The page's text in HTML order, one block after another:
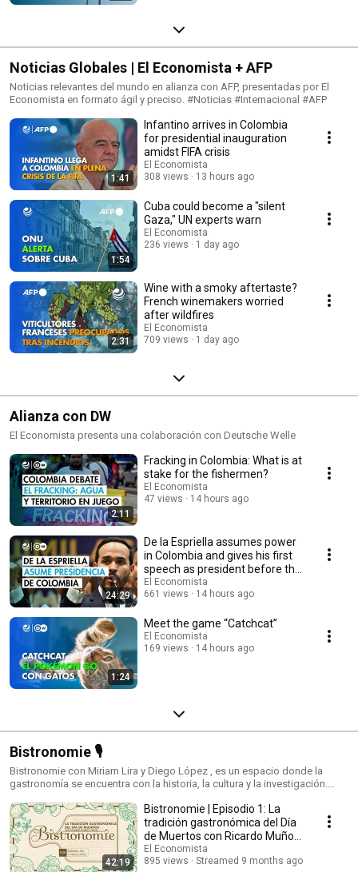
Noticias Globales | El Economista + AFP
Noticias relevantes del mundo en alianza con AFP, presentadas por El
Economista en formato ágil y preciso. #Noticias #Internacional #AFP
1:41
Infantino arrives in Colombia
for presidential inauguration
amidst FIFA crisis
El Economista
308 views
13 hours ago
1:54
Cuba could become a "silent
Gaza," UN experts warn
El Economista
236 views
1 day ago
2:31
Wine with a smoky aftertaste?
French winemakers worried
after wildfires
El Economista
709 views
1 day ago
Alianza con DW
El Economista presenta una colaboración con Deutsche Welle
2:11
Fracking in Colombia: What is at
stake for the fishermen?
El Economista
47 views
14 hours ago
24:29
De la Espriella assumes power
in Colombia and gives his first
speech as president before the
mili...
El Economista
661 views
14 hours ago
1:24
Meet the game “Catchcat”
El Economista
169 views
14 hours ago
Bistronomie 🎙️
Bistronomie con Miriam Lira y Diego López , es un espacio donde la
gastronomía se encuentra con la historia, la cultura y la investigación.
explorar los sabores, tradiciones e historias detrás de los platillos
mexicanos e internacionales. Desde recetas emblemáticas hasta análisis
de la industria alimentaria, Bistronomie celebra la comida como un reflejo
de identidad, creatividad y patrimonio cultural.
42:19
Bistronomie | Episodio 1: La
tradición gastronómica del Día
de Muertos con Ricardo Muñoz
Zurita
El Economista
895 views
Streamed 9 months ago